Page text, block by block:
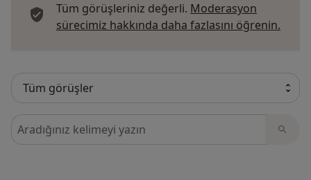
Tüm görüşleriniz değerli. Moderasyon
sürecimiz hakkında daha fazlasını öğrenin.
Görüşler içerisinde ara